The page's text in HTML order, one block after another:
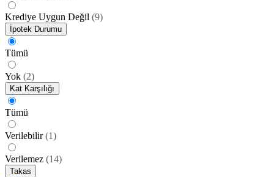
Krediye Uygun Değil (9)
İpotek Durumu
Tümü
Yok (2)
Kat Karşılığı
Tümü
Verilebilir (1)
Verilemez (14)
Takas